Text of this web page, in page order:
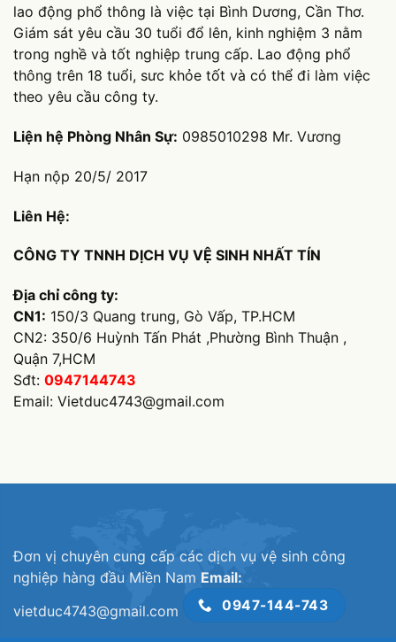
lao động phổ thông là việc tại Bình Dương, Cần Thơ.
Giám sát yêu cầu 30 tuổi đổ lên, kinh nghiệm 3 nằm
trong nghề và tốt nghiệp trung cấp. Lao động phổ
thông trên 18 tuổi, sưc khỏe tốt và có thể đi làm việc
theo yêu cầu công ty.
Liện hệ Phòng Nhân Sự: 0985010298 Mr. Vương
Hạn nộp 20/5/ 2017
Liên Hệ:
CÔNG TY TNNH DỊCH VỤ VỆ SINH NHẤT TÍN
Địa chỉ công ty:
CN1: 150/3 Quang trung, Gò Vấp, TP.HCM
CN2: 350/6 Huỳnh Tấn Phát ,Phường Bình Thuận ,
Quận 7,HCM
Sđt: 0947144743
Email: Vietduc4743@gmail.com
Đơn vị chuyên cung cấp các dịch vụ vệ sinh công
nghiệp hàng đầu Miền Nam Email:
vietduc4743@gmail.com
0947-144-743